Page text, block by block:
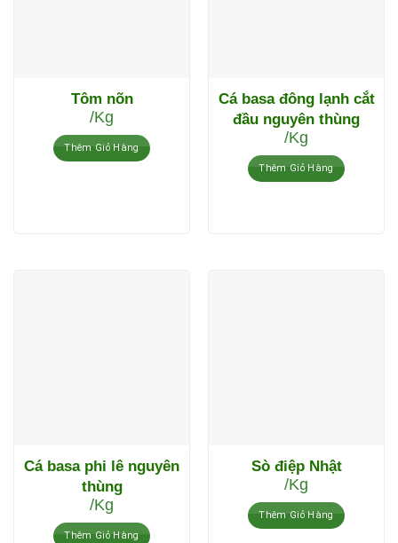
Tôm nõn
/Kg
Thêm Giỏ Hàng
Cá basa đông lạnh cắt
đầu nguyên thùng
/Kg
Thêm Giỏ Hàng
Cá basa phi lê nguyên
thùng
/Kg
Thêm Giỏ Hàng
Sò điệp Nhật
/Kg
Thêm Giỏ Hàng